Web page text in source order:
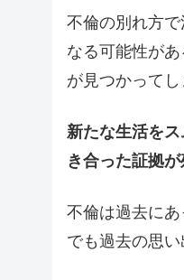
不倫の別れ方
なる可能性が
が見つかって
新たな生活を
き合った証拠
不倫は過去に
でも過去の思